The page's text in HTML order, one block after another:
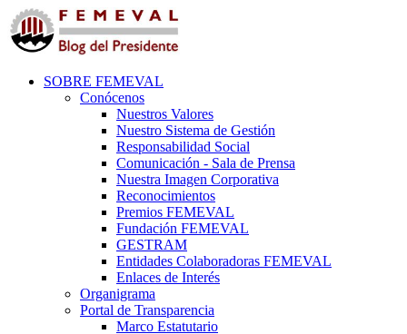
SOBRE FEMEVAL
Conócenos
Nuestros Valores
Nuestro Sistema de Gestión
Responsabilidad Social
Comunicación - Sala de Prensa
Nuestra Imagen Corporativa
Reconocimientos
Premios FEMEVAL
Fundación FEMEVAL
GESTRAM
Entidades Colaboradoras FEMEVAL
Enlaces de Interés
Organigrama
Portal de Transparencia
Marco Estatutario